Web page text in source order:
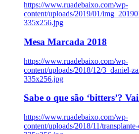
https://www.ruadebaixo.com/wp-
content/uploads/2019/01/
335x256.jpg
Mesa Marcada 2018
https://www.ruadebaixo.com/wp-
content/uploads/2018/12/3_daniel-
335x256.jpg
Sabe o que são ‘bitters’?
https://www.ruadebaixo.com/wp-
content/uploads/2018/11/